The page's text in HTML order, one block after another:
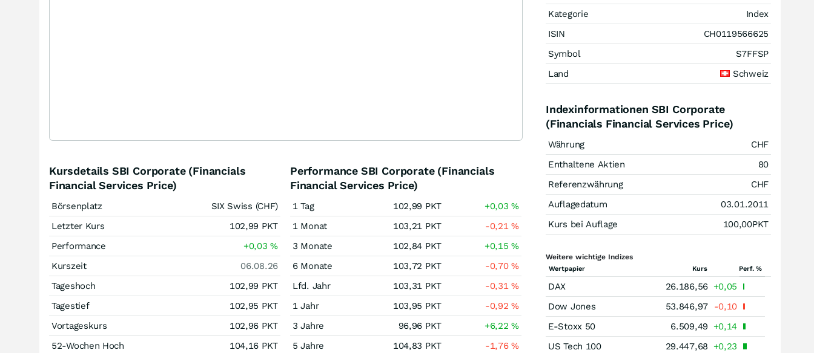
Kursdetails SBI Corporate (Financials
Financial Services Price)
Börsenplatz
SIX Swiss (CHF)
Letzter Kurs
102,99 PKT
Performance
+0,03%
Kurszeit
06.08.26
Tageshoch
102,99 PKT
Tagestief
102,95 PKT
Vortageskurs
102,96 PKT
52-Wochen Hoch
104,16 PKT
Performance SBI Corporate (Financials
Financial Services Price)
1 Tag 102,99 PKT +0,03%
1 Monat
103,21 PKT -0,21%
3 Monate
102,84 PKT +0,15%
6 Monate
103,72 PKT -0,70%
Lfd. Jahr
103,31 PKT -0,31%
1 Jahr
103,95 PKT -0,92%
3 Jahre
96,96 PKT +6,22%
5 Jahre
104,83 PKT -1,76%
Kategorie
Index
ISIN
CH0119566625
Symbol
S7FFSP
Land
Schweiz
Indexinformationen SBI Corporate
(Financials Financial Services Price)
Währung
CHF
Enthaltene Aktien
80
Referenzwährung
CHF
Auflagedatum
03.01.2011
Kurs bei Auflage
100,00PKT
Weitere wichtige Indizes
Wertpapier Kurs Perf. %
DAX 26.186,56 +0,05
Dow Jones
53.846,97
-0,10
E-Stoxx 50
6.509,49
+0,14
US Tech 100
29.447,68
+0,23